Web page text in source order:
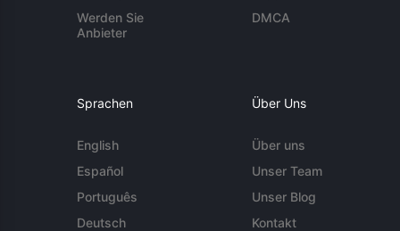
Werden Sie
Anbieter
DMCA
Sprachen
English
Español
Português
Deutsch
Über Uns
Über uns
Unser Team
Unser Blog
Kontakt